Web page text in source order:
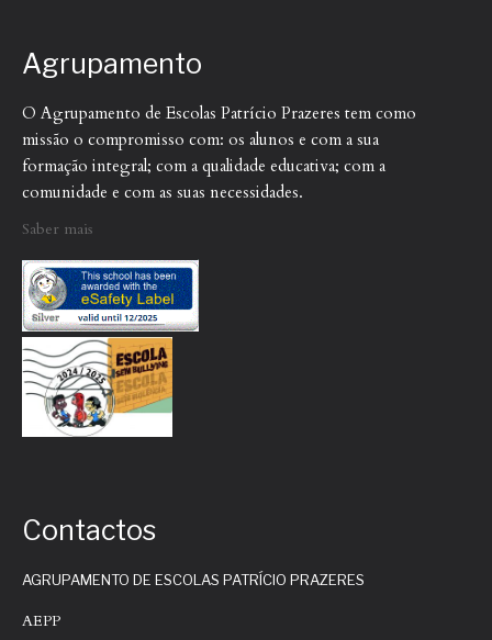
Agrupamento
O Agrupamento de Escolas Patrício Prazeres tem como
missão o compromisso com: os alunos e com a sua
formação integral; com a qualidade educativa; com a
comunidade e com as suas necessidades.
Saber mais
Contactos
AGRUPAMENTO DE ESCOLAS PATRÍCIO PRAZERES
AEPP